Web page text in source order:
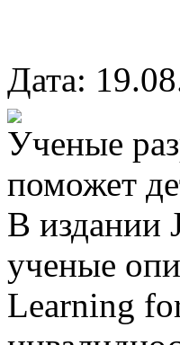
Дата:
Ученые
поможет
В издании
ученые
Learning